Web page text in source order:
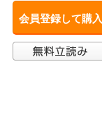
会員登録して購入